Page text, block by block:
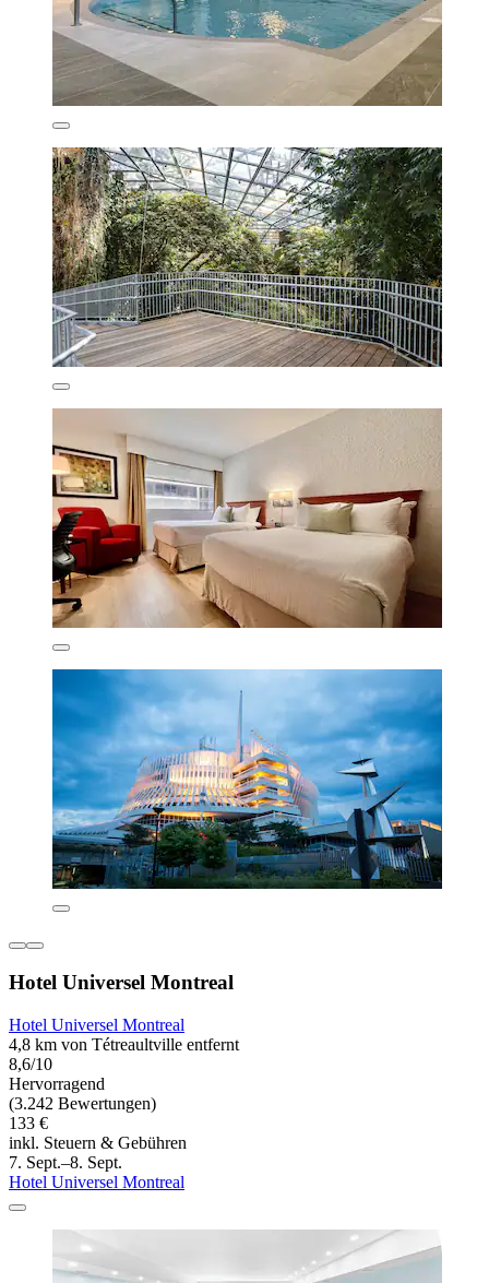
Hotel Universel Montreal
Hotel Universel Montreal
4,8 km von Tétreaultville entfernt
8,6/10
Hervorragend
(3.242 Bewertungen)
133 €
inkl. Steuern & Gebühren
7. Sept.–8. Sept.
Hotel Universel Montreal